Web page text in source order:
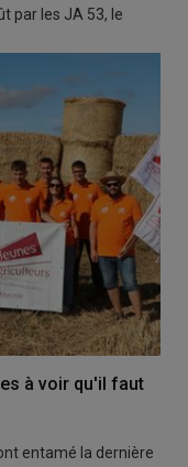
par les JA 53, le
à voir qu'il faut
entamé la dernière